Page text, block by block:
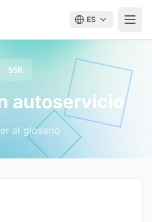
ES
SSR
autoservicio
al glosario